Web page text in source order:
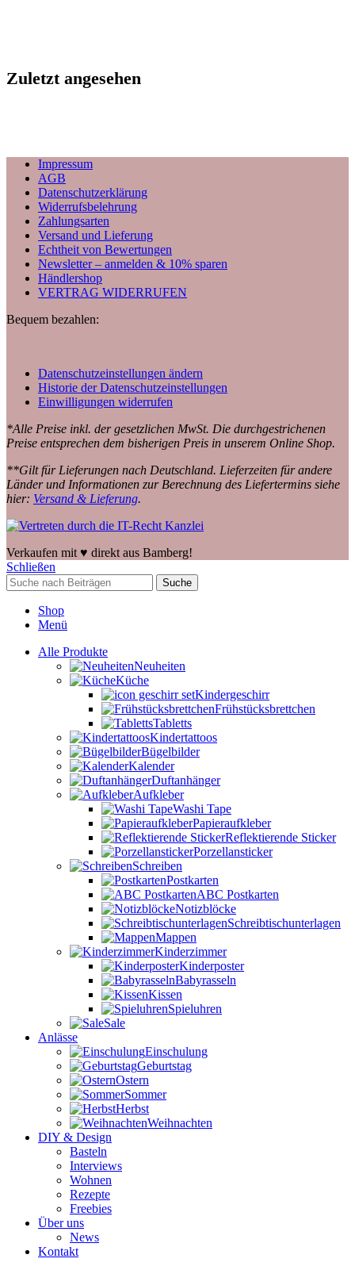
Zuletzt angesehen
Impressum
AGB
Datenschutzerklärung
Widerrufsbelehrung
Zahlungsarten
Versand und Lieferung
Echtheit von Bewertungen
Newsletter – anmelden & 10% sparen
Händlershop
VERTRAG WIDERRUFEN
Bequem bezahlen:
Datenschutzeinstellungen ändern
Historie der Datenschutzeinstellungen
Einwilligungen widerrufen
*Alle Preise inkl. der gesetzlichen MwSt. Die durchgestrichenen
Preise entsprechen dem bisherigen Preis in unserem Online Shop.
**Gilt für Lieferungen nach Deutschland. Lieferzeiten für andere
Länder und Informationen zur Berechnung des Liefertermins siehe
hier: Versand & Lieferung.
Verkaufen mit ♥️ direkt aus Bamberg!
Schließen
Suche
Shop
Menü
Alle Produkte
Neuheiten
Küche
Kindergeschirr
Frühstücksbrettchen
Tabletts
Kindertattoos
Bügelbilder
Kalender
Duftanhänger
Aufkleber
Washi Tape
Papieraufkleber
Reflektierende Sticker
Porzellansticker
Schreiben
Postkarten
ABC Postkarten
Notizblöcke
Schreibtischunterlagen
Mappen
Kinderzimmer
Kinderposter
Babyrasseln
Kissen
Spieluhren
Sale
Anlässe
Einschulung
Geburtstag
Ostern
Sommer
Herbst
Weihnachten
DIY & Design
Basteln
Interviews
Wohnen
Rezepte
Freebies
Über uns
News
Kontakt